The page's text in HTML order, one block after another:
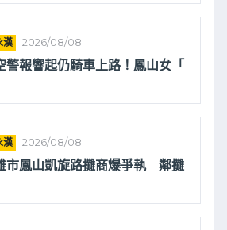
漢 2026/08/08
警報響起仍騎車上路！鳳山女「
漢 2026/08/08
市鳳山凱旋路攤商爆爭執 鄰攤